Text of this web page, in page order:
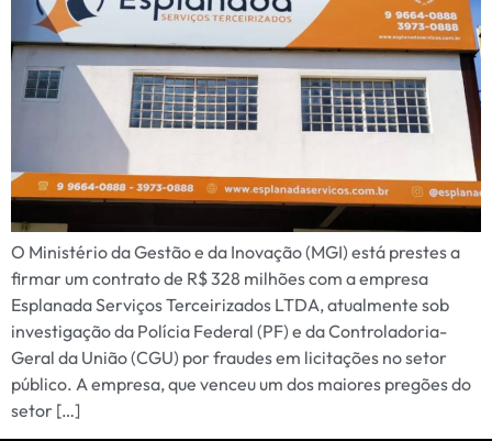
O Ministério da Gestão e da Inovação (MGI) está prestes a
firmar um contrato de R$ 328 milhões com a empresa
Esplanada Serviços Terceirizados LTDA, atualmente sob
investigação da Polícia Federal (PF) e da Controladoria-
Geral da União (CGU) por fraudes em licitações no setor
público. A empresa, que venceu um dos maiores pregões do
setor […]